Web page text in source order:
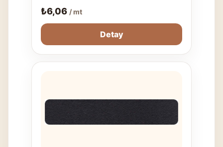
₺6,06 / mt
Detay